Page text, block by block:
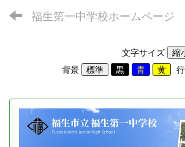
福生第一中学校ホームページ
文字サイズ
背景